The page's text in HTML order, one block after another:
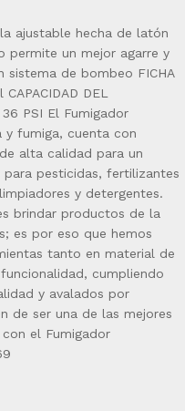
ajustable hecha de latón
permite un mejor agarre y
sistema de bombeo FICHA
DEL
36 PSI El Fumigador
y fumiga, cuenta con
alta calidad para un
pesticidas, fertilizantes
y detergentes.
brindar productos de la
es por eso que hemos
tanto en material de
cumpliendo
y avalados por
de ser una de las mejores
el Fumigador